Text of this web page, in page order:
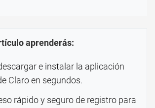
aprenderás:
e instalar la aplicación
Claro en segundos.
rápido y seguro de registro para